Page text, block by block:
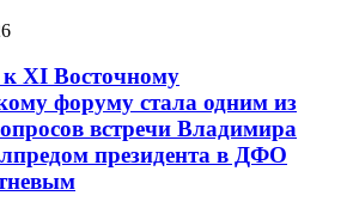
XI Восточному
форуму стала одним из
встречи Владимира
президента в ДФО